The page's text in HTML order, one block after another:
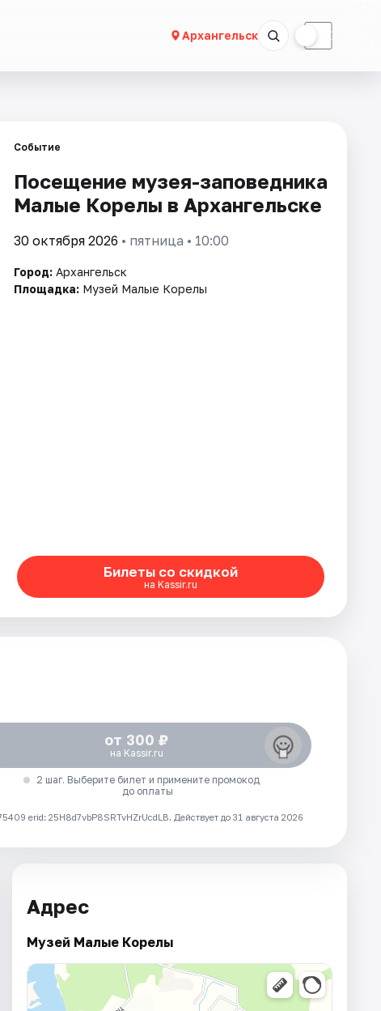
Архангельск ☾
Событие
Посещение музея-заповедника
Малые Корелы в Архангельске
30 октября 2026 • пятница • 10:00
Город: Архангельск
Площадка: Музей Малые Корелы
Билеты со скидкой
на Kassir.ru
от 300 ₽
на Kassir.ru
2 шаг. Выберите билет и примените промокод
до оплаты
erid: 25H8d7vbP8SRTvHZrUcdLB. Действует до 31 августа 2026
Адрес
Музей Малые Корелы